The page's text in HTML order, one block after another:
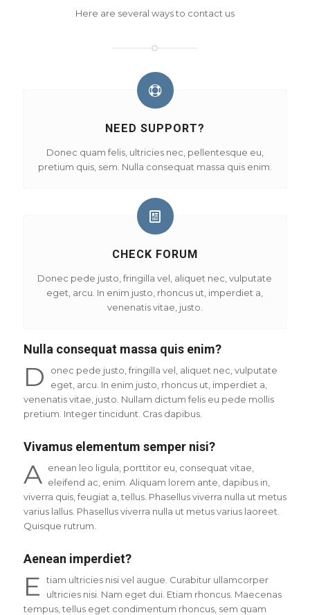
Here are several ways to contact us
NEED SUPPORT?
Donec quam felis, ultricies nec, pellentesque eu,
pretium quis, sem. Nulla consequat massa quis enim.
CHECK FORUM
Donec pede justo, fringilla vel, aliquet nec, vulputate
eget, arcu. In enim justo, rhoncus ut, imperdiet a,
venenatis vitae, justo.
Nulla consequat massa quis enim?
D
onec pede justo, fringilla vel, aliquet nec, vulputate
eget, arcu. In enim justo, rhoncus ut, imperdiet a,
venenatis vitae, justo. Nullam dictum felis eu pede mollis
pretium. Integer tincidunt. Cras dapibus.
Vivamus elementum semper nisi?
A enean leo ligula, porttitor eu, consequat vitae,
eleifend ac, enim. Aliquam lorem ante, dapibus in,
viverra quis, feugiat a, tellus. Phasellus viverra nulla ut metus
varius lallus. Phasellus viverra nulla ut metus varius laoreet.
Quisque rutrum.
Aenean imperdiet?
E tiam ultricies nisi vel augue. Curabitur ullamcorper
ultricies nisi. Nam eget dui. Etiam rhoncus. Maecenas
tempus, tellus eget condimentum rhoncus, sem quam